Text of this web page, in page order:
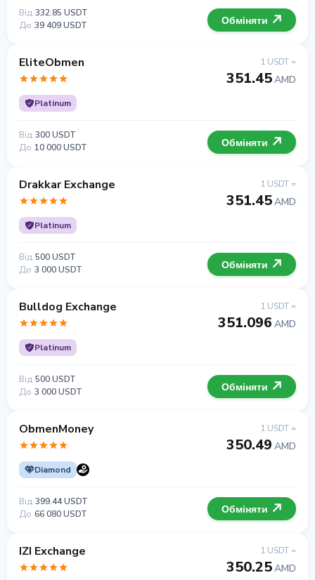
Від 332.85 USDT
До 39 409 USDT Обміняти
EliteObmen
Platinum
1 USDT =
351.45AMD
Від 300 USDT
До 10 000 USDT Обміняти
Drakkar Exchange
Platinum
1 USDT =
351.45AMD
Від 500 USDT
До 3 000 USDT Обміняти
Bulldog Exchange
Platinum
1 USDT =
351.096 AMD
Від 500 USDT
До 3 000 USDT Обміняти
ObmenMoney
Diamond
1 USDT =
350.49 AMD
Від 399.44 USDT
До 66 080 USDT Обміняти
IZI Exchange 1 USDT =
350.25AMD